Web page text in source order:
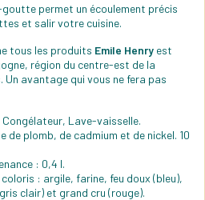
permet un écoulement précis
et salir votre cuisine.
tous les produits Emile Henry est
région du centre-est de la
avantage qui vous ne fera pas
Lave-vaisselle.
de plomb, de cadmium et de nickel. 10
: 0,4 l.
: argile, farine, feu doux (bleu),
clair) et grand cru (rouge).